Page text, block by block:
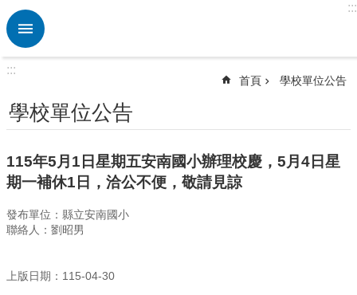
跳到主要內容區塊
進
階
熱
門
鍵
字
園
動
認
:::
:::
首頁 學校單位公告
學校單位公告
115年5月1日星期五安南國小辦理校慶，5月4日星
期一補休1日，洽公不便，敬請見諒
發布單位：縣立安南國小
聯絡人：劉昭男
上版日期：115-04-30